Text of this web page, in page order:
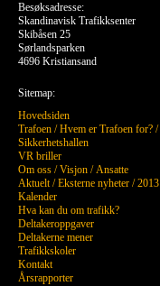
Besøksadresse:
Skandinavisk Trafikksenter
Skibåsen 25
Sørlandsparken
4696 Kristiansand
Sitemap:
Hovedsiden
Trafoen /Hvem er Trafoen for? /
Sikkerhetshallen
VR briller
Om oss /Visjon /Ansatte
Aktuelt/Eksterne nyheter /2013
Kalender
Hva kan du om trafikk?
Deltakeroppgaver
Deltakerne mener
Trafikkskoler
Kontakt
Årsrapporter